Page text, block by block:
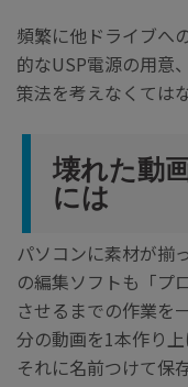
頻繁に他ドライブへ
的なUSP電源の用意
策法を考えなくては
壊れた動
には
パソコンに素材が揃
の編集ソフトも「プ
させるまでの作業を
分の動画を1本作り
それに名前つけて保